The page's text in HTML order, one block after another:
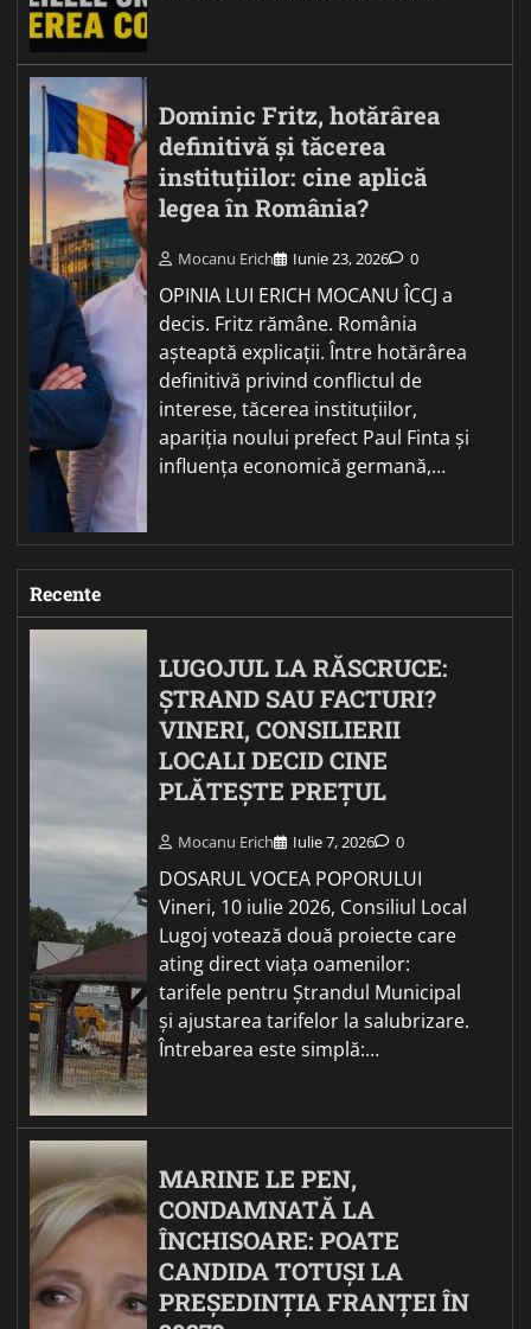
Dominic Fritz, hotărârea
definitivă și tăcerea
instituțiilor: cine aplică
legea în România?
Mocanu Erich Iunie 23, 2026 0
OPINIA LUI ERICH MOCANU ÎCCJ a
decis. Fritz rămâne. România
așteaptă explicații. Între hotărârea
definitivă privind conflictul de
interese, tăcerea instituțiilor,
apariția noului prefect Paul Finta și
influența economică germană,…
Recente
LUGOJUL LA RĂSCRUCE:
ȘTRAND SAU FACTURI?
VINERI, CONSILIERII
LOCALI DECID CINE
PLĂTEȘTE PREȚUL
Mocanu Erich Iulie 7, 2026 0
DOSARUL VOCEA POPORULUI
Vineri, 10 iulie 2026, Consiliul Local
Lugoj votează două proiecte care
ating direct viața oamenilor:
tarifele pentru Ștrandul Municipal
și ajustarea tarifelor la salubrizare.
Întrebarea este simplă:…
MARINE LE PEN,
CONDAMNATĂ LA
ÎNCHISOARE: POATE
CANDIDA TOTUȘI LA
PREȘEDINȚIA FRANȚEI ÎN